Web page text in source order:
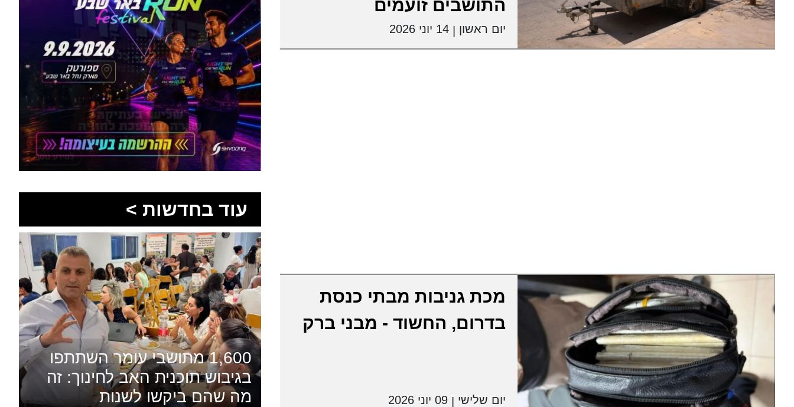
התושבים זועמים
יום ראשון 14 יוני 2026
מכת גניבות מבתי כנסת
בדרום, החשוד - מבני ברק
יום שלישי 09 יוני 2026
עוד בחדשות >
1,600 מתושבי עומר השתתפו
בגיבוש תוכנית האב לחינוך: זה
מה שהם ביקשו לשנות